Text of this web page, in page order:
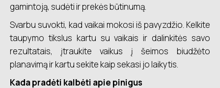
gamintoją, sudėti ir prekės būtinumą.
Svarbu suvokti, kad vaikai mokosi iš pavyzdžio. Kelkite
taupymo tikslus kartu su vaikais ir dalinkitės savo
rezultatais, įtraukite vaikus į šeimos biudžėto
planavimą ir kartu sekite kaip sekasi jo laikytis.
Kada pradėti kalbėti apie pinigus